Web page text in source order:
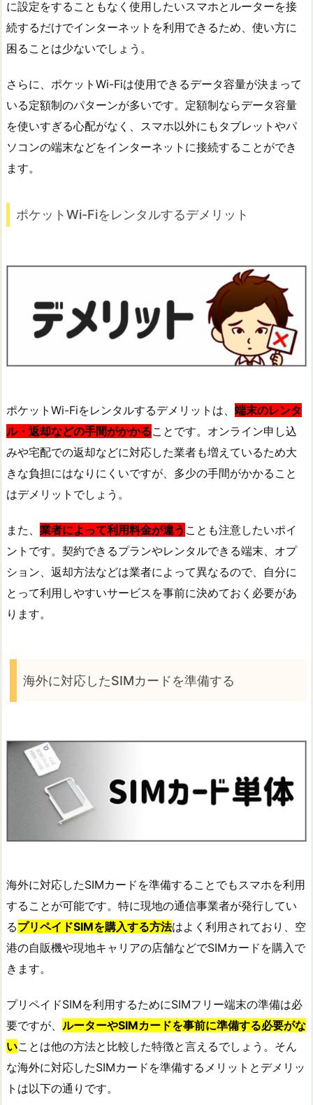
に設定をすることもなく使用したいスマホとルーターを接
続するだけでインターネットを利用できるため、使い方に
困ることは少ないでしょう。
さらに、ポケットWi-Fiは使用できるデータ容量が決まって
いる定額制のパターンが多いです。定額制ならデータ容量
を使いすぎる心配がなく、スマホ以外にもタブレットやパ
ソコンの端末などをインターネットに接続することができ
ます。
ポケットWi-Fiをレンタルするデメリット
ポケットWi-Fiをレンタルするデメリットは、 端末のレンタ
ル・返却などの手間がかかることです。オンライン申し込
みや宅配での返却などに対応した業者も増えているため大
きな負担にはなりにくいですが、多少の手間がかかること
はデメリットでしょう。
また、 業者によって利用料金が違う ことも注意したいポイ
ントです。契約できるプランやレンタルできる端末、オプ
ション、返却方法などは業者によって異なるので、自分に
とって利用しやすいサービスを事前に決めておく必要があ
ります。
海外に対応したSIMカードを準備する
海外に対応したSIMカードを準備することでもスマホを利用
することが可能です。特に現地の通信事業者が発行してい
るプリペイドSIMを購入する方法はよく利用されており、空
港の自販機や現地キャリアの店舗などでSIMカードを購入で
きます。
プリペイドSIMを利用するためにSIMフリー端末の準備は必
要ですが、 ルーターやSIMカードを事前に準備する必要がな
いことは他の方法と比較した特徴と言えるでしょう。そん
な海外に対応したSIMカードを準備するメリットとデメリッ
トは以下の通りです。